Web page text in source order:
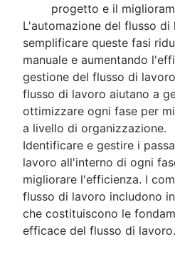
progetto e il
L'automazione del flusso di
semplificare queste fasi
manuale e aumentando
gestione del flusso di
flusso di lavoro aiutano a
ottimizzare ogni fase per
a livello di organizzazione.
Identificare e gestire i
lavoro all'interno di ogni
migliorare l'efficienza. I
flusso di lavoro includono
che costituiscono le
efficace del flusso di lavoro.